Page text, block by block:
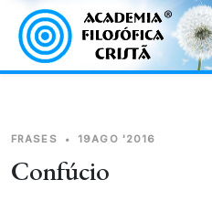
FRASES • 19AGO '2016
Confúcio